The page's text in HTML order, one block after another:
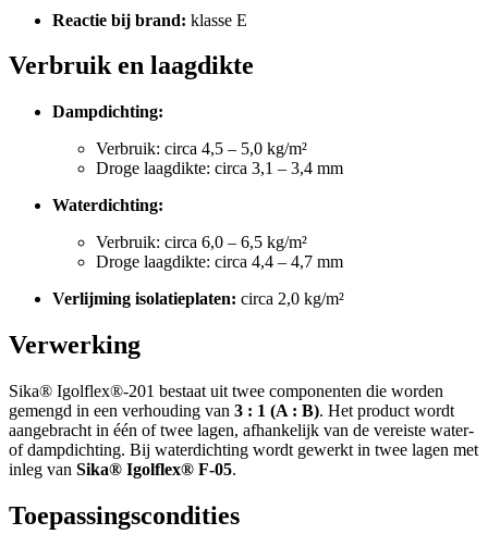
Reactie bij brand: klasse E
Verbruik en laagdikte
Dampdichting:
Verbruik: circa 4,5 – 5,0 kg/m²
Droge laagdikte: circa 3,1 – 3,4 mm
Waterdichting:
Verbruik: circa 6,0 – 6,5 kg/m²
Droge laagdikte: circa 4,4 – 4,7 mm
Verlijming isolatieplaten: circa 2,0 kg/m²
Verwerking
Sika® Igolflex®-201 bestaat uit twee componenten die worden
gemengd in een verhouding van 3 : 1 (A : B). Het product wordt
aangebracht in één of twee lagen, afhankelijk van de vereiste water-
of dampdichting. Bij waterdichting wordt gewerkt in twee lagen met
inleg van Sika® Igolflex® F-05.
Toepassingscondities